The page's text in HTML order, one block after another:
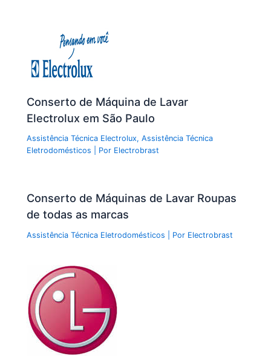
Conserto de Máquina de Lavar
Electrolux em São Paulo
Assistência Técnica Electrolux,Assistência Técnica
Eletrodomésticos | Por Electrobrast
Conserto de Máquinas de Lavar Roupas
de todas as marcas
Assistência Técnica Eletrodomésticos | Por Electrobrast